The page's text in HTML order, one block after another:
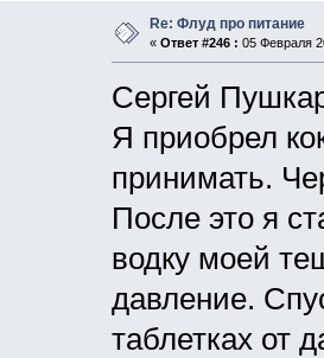
Re: Флуд про питание
« Ответ #246 : 05 Февраля
Сергей
Я приобрел
принимать.
После это я
водку моей
давление.
таблетках от